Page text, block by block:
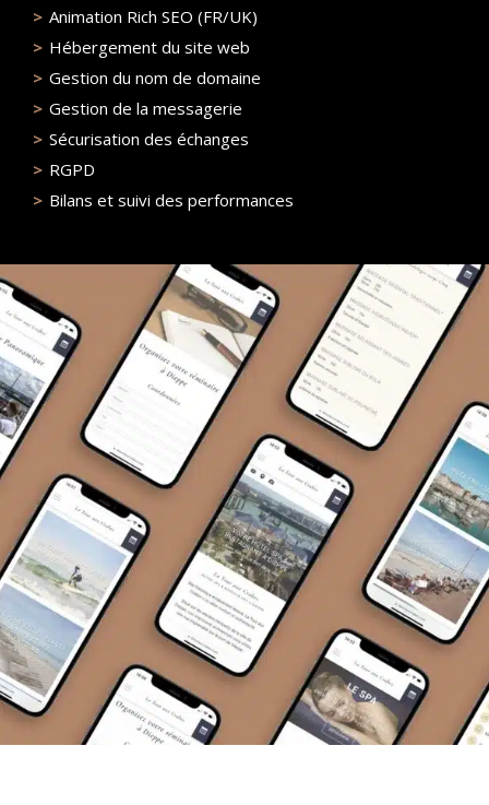
Animation Rich SEO (FR/UK)
Hébergement du site web
Gestion du nom de domaine
Gestion de la messagerie
Sécurisation des échanges
RGPD
Bilans et suivi des performances